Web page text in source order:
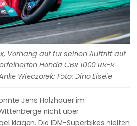
Vorhang auf für seinen Auftritt auf
Honda CBR 1000 RR-R
Wieczorek; Foto: Dino Eisele
Jens Holzhauer im
nicht über
klagen. Die IDM-Superbikes hielten